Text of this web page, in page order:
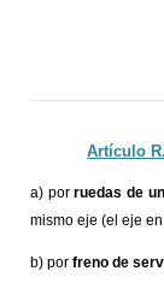
Artículo
a) porruedas de
mismo eje (el eje
b) por freno de